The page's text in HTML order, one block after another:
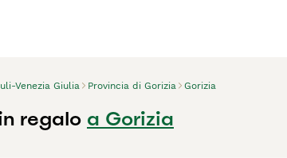
Venezia Giulia Provincia di Gorizia Gorizia
regalo a Gorizia